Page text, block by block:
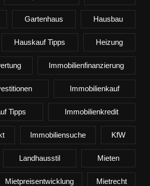
Gartenhaus Hausbau
Hauskauf Tipps Heizung
Immobilienfinanzierung
Immobilienkauf
Tipps Immobilienkredit
Immobiliensuche KfW
Landhausstil Mieten
Mietpreisentwicklung Mietrecht